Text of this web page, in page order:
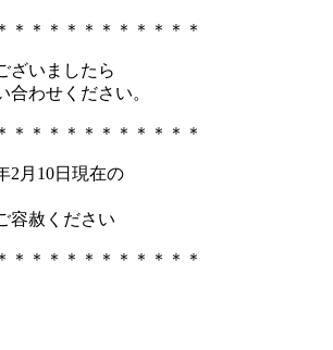
＊＊＊＊＊＊＊＊＊＊＊
ざいましたら
合わせください。
＊＊＊＊＊＊＊＊＊＊＊
2月10日現在の
容赦ください
＊＊＊＊＊＊＊＊＊＊＊